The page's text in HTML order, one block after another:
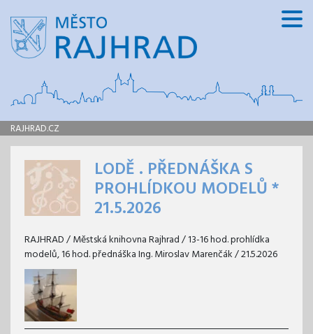
RAJHRAD.CZ
LODĚ . PŘEDNÁŠKA S
PROHLÍDKOU MODELŮ *
21.5.2026
RAJHRAD / Městská knihovna Rajhrad / 13-16 hod. prohlídka
modelů, 16 hod. přednáška Ing. Miroslav Marenčák / 21.5.2026